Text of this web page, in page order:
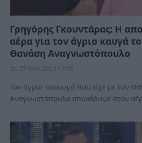
Γρηγόρης Γκουντάρας: Η
αέρα για τον άγριο καυγά
Θανάση Αναγνωστόπουλο
Τρ, 27 Ιούν 2023 17:08
Τον άγριο τσακωμό που είχε με τον
Αναγνωστόπουλο αποκάλυψε στον